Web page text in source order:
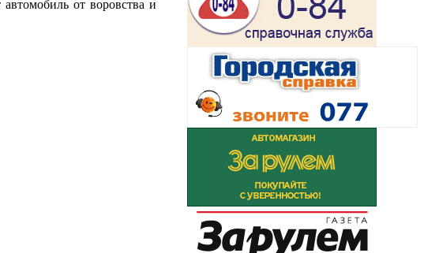
автомобиль от воровства и